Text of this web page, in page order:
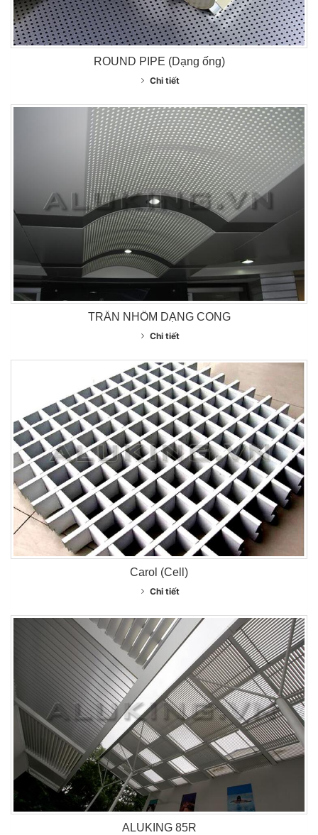
ROUND PIPE (Dạng ống)
Chi tiết
TRẦN NHÔM DẠNG CONG
Chi tiết
Carol (Cell)
Chi tiết
ALUKING 85R